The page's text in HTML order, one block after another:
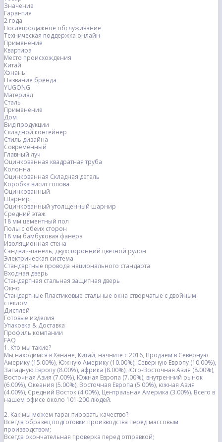
Значение
Гарантия
2 года
Послепродажное обслуживание
Техническая поддержка онлайн
Применение
Квартира
Место происхождения
Китай
Хэнань
Название бренда
YUGONG
Материал
Сталь
Применение
Дом
Вид продукции
Складной контейнер
Стиль дизайна
Современный
Главный луч
Оцинкованная квадратная труба
Колонна
Оцинкованная Складная деталь
Коробка висит голова
Оцинкованный
Шарнир
Оцинкованный утолщенный шарнир
Средний этаж
18 мм цементный пол
Полы с обеих сторон
18 мм бамбуковая фанера
Изоляционная стена
Сэндвич-панель, двухсторонний цветной рулон
Электрическая система
Стандартные провода национального стандарта
Входная дверь
Стандартная стальная защитная дверь
Окно
Стандартные Пластиковые стальные окна створчатые с двойным
стеклом
Дисплей
Готовые изделия
Упаковка & Доставка
Профиль компании
FAQ
1. Кто мы такие?
Мы находимся в Хэнане, Китай, начните с 2016, Продаем в Северную
Америку (15.00%), Южную Америку (10.00%), Северную Европу (10.00%),
Западную Европу (8.00%), африка (8.00%), Юго-Восточная Азия (8.00%),
Восточная Азия (7.00%), Южная Европа (7.00%), внутренний рынок
(6.00%), Океания (5.00%), Восточная Европа (5.00%), южная Азия
(4.00%), Средний Восток (4.00%), Центральная Америка (3.00%). Всего в
нашем офисе около 101-200 людей.
2. Как мы можем гарантировать качество?
Всегда образец подготовки производства перед массовым
производством;
Всегда окончательная проверка перед отправкой;